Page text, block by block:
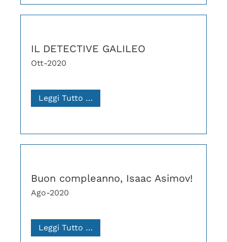
IL DETECTIVE GALILEO
Ott-2020
Leggi Tutto …
Buon compleanno, Isaac Asimov!
Ago-2020
Leggi Tutto …